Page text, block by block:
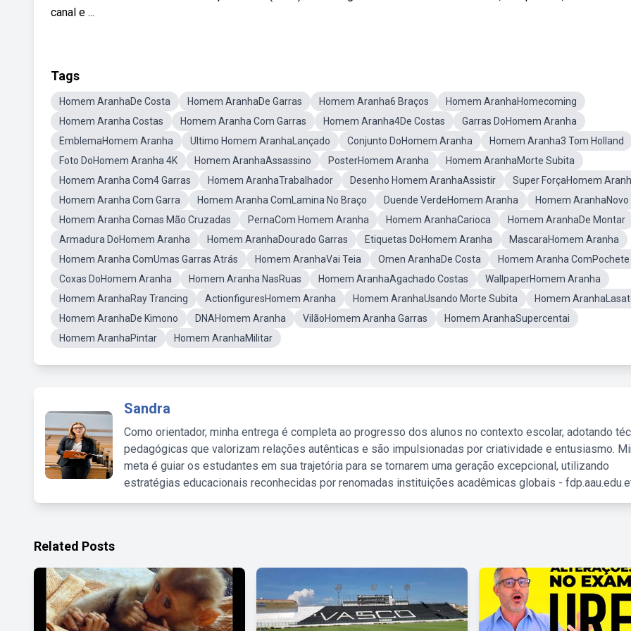
canal e ...
Tags
Homem AranhaDe Costa Homem AranhaDe Garras Homem Aranha6 Braços
Homem AranhaHomecoming
Homem Aranha Costas
Homem Aranha Com Garras Homem Aranha4De Costas
Garras DoHomem Aranha
EmblemaHomem Aranha
Ultimo Homem AranhaLançado Conjunto DoHomem Aranha
Homem Aranha3 Tom Holland
Foto DoHomem Aranha 4K
Homem AranhaAssassino PosterHomem Aranha
Homem AranhaMorte Subita
Homem Aranha Com4 Garras
Homem AranhaTrabalhador Desenho Homem AranhaAssistir
Super ForçaHomem
Homem Aranha Com Garra
Homem Aranha ComLamina No Braço Duende VerdeHomem Aranha
Homem AranhaNovo
Homem Aranha Comas Mão Cruzadas
PernaCom Homem Aranha Homem AranhaCarioca
Homem AranhaDe Montar
Armadura DoHomem Aranha
Homem AranhaDourado Garras Etiquetas DoHomem Aranha
MascaraHomem Aranha
Homem Aranha ComUmas Garras Atrás
Homem AranhaVai Teia Omen AranhaDe Costa
Homem Aranha ComPochete
Coxas DoHomem Aranha
Homem Aranha NasRuas Homem AranhaAgachado Costas
WallpaperHomem Aranha
Homem AranhaRay Trancing
ActionfiguresHomem Aranha Homem AranhaUsando Morte Subita
Homem
Homem AranhaDe Kimono
DNAHomem Aranha VilãoHomem Aranha Garras
Homem AranhaSupercentai
Homem AranhaPintar
Homem AranhaMilitar
Sandra
Como orientador, minha entrega é completa ao progresso dos alunos no contexto escolar, adotando
pedagógicas que valorizam relações autênticas e são impulsionadas por criatividade e entusiasmo.
meta é guiar os estudantes em sua trajetória para se tornarem uma geração excepcional, utilizando
estratégias educacionais reconhecidas por renomadas instituições acadêmicas globais -
Related Posts